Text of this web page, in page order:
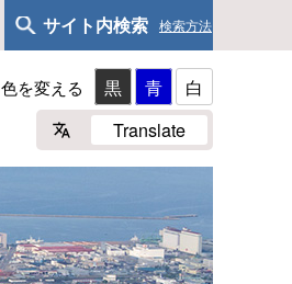
サイト内検索 検索方法
色を変える 黒 青
白
Translate